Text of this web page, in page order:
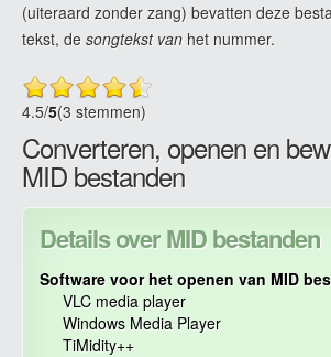
(uiteraard zonder zang) bevatten deze
tekst, de songtekst van het nummer.
4.5/5(3 stemmen)
Converteren, openen en
MID bestanden
Details over MID bestanden
Software voor het openen van MID
VLC media player
Windows Media Player
TiMidity++